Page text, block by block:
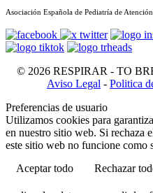
Asociación Española de Pediatría de
© 2026 RESPIRAR - TO
Aviso Legal - Politica
Preferencias de usuario
Utilizamos cookies para
en nuestro sitio web. Si rechaza
este sitio web no funcione como
Aceptar todo
Rechazar